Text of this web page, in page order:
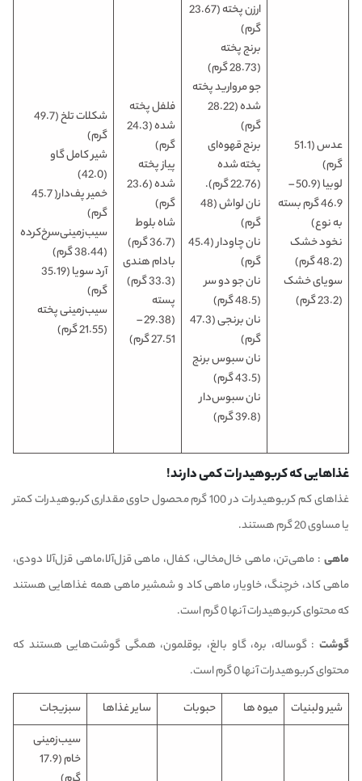
عدس (51.1
گرم)
لوبیا (50.9 –
46.9 گرم بسته
به نوع)
نخود خشک
(48.2 گرم)
سویای خشک
(23.2 گرم)
ارزن پخته (23.67
گرم)
برنج پخته
(28.73 گرم)
جو مروارید پخته
شده (28.22
گرم)
برنج قهوه‌ای
پخته شده
(22.76 گرم).
نان لواش (48
گرم)
نان چاودار (45.4
گرم)
نان جو دو سر
(48.5 گرم)
نان برنجی (47.3
گرم)
نان سبوس برنج
(43.5 گرم)
نان سبوس‌دار
(39.8 گرم)
فلفل پخته
شده (24.3
گرم)
پیاز پخته
شده (23.6
گرم)
شاه بلوط
(36.7 گرم)
بادام هندی
(33.3 گرم)
پسته
(29.38 –
27.51 گرم)
شکلات تلخ (49.7
گرم)
شیر کامل گاو
(42.0)
خمیر پف‌دار( 45.7
گرم)
سیب‌زمینی‌سرخ‌کرده
(38.44 گرم)
آرد سویا (35.19
گرم)
سیب‌زمینی پخته
(21.55 گرم)
غذاهایی که کربوهیدرات کمی دارند!
غذاهای کم کربوهیدرات در 100 گرم محصول حاوی مقداری کربوهیدرات کمتر
یا مساوی 20 گرم هستند.
ماهی : ماهی‌تن، ماهی خال‌مخالی، کفال، ماهی قزل‌آلا،ماهی قزل‌آلا دودی،
ماهی کاد، خرچنگ، خاویار، ماهی کاد و شمشیر ماهی همه غذاهایی هستند
که محتوای کربوهیدرات آنها 0 گرم است.
گوشت : گوساله، بره، گاو بالغ، بوقلمون، همگی گوشت‌هایی هستند که
محتوای کربوهیدرات آنها 0 گرم است.
شیر ولبنیات
میوه ها حبوبات سایر غذاها سبزیجات
سیب‌زمینی
خام (17.9